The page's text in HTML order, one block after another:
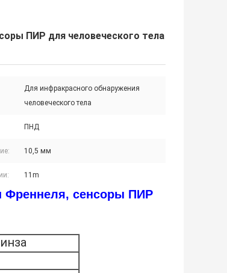
ПИР для человеческого тела
Для инфракрасного обнаружения
человеческого тела
ПНД
10,5 мм
11m
Френнеля, сенсоры ПИР